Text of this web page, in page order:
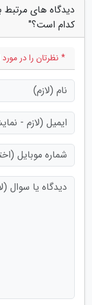
دیدگاه های مرتبط
کدام است؟"
* نظرتان را در مورد